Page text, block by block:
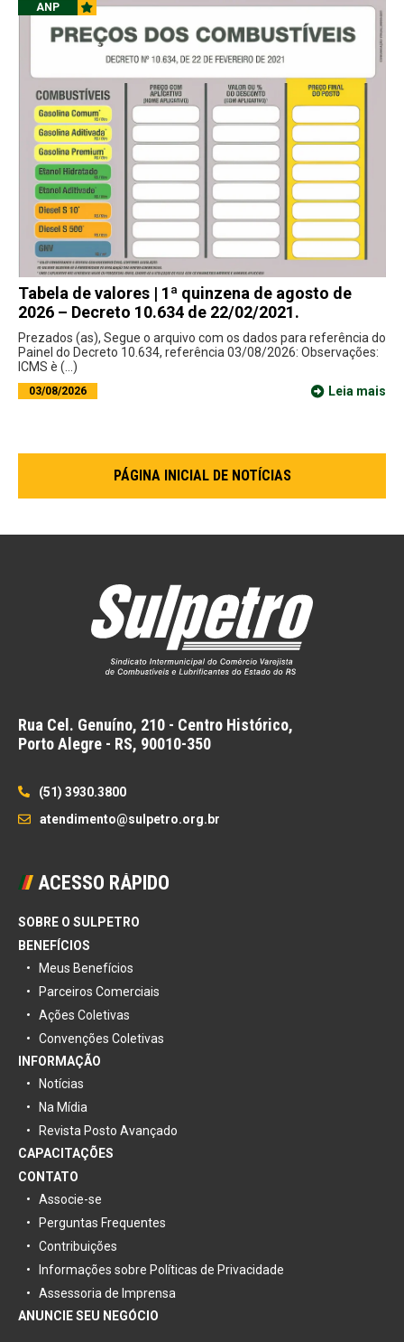
ANP
Tabela de valores | 1ª quinzena de agosto de
2026 – Decreto 10.634 de 22/02/2021.
Prezados (as), Segue o arquivo com os dados para referência do
Painel do Decreto 10.634, referência 03/08/2026: Observações:
ICMS è (...)
03/08/2026 Leia mais
PÁGINA INICIAL DE NOTÍCIAS
Rua Cel. Genuíno, 210 - Centro Histórico,
Porto Alegre - RS, 90010-350
(51) 3930.3800
atendimento@sulpetro.org.br
ACESSO RÁPIDO
SOBRE O SULPETRO
BENEFÍCIOS
Meus Benefícios
Parceiros Comerciais
Ações Coletivas
Convenções Coletivas
INFORMAÇÃO
Notícias
Na Mídia
Revista Posto Avançado
CAPACITAÇÕES
CONTATO
Associe-se
Perguntas Frequentes
Contribuições
Informações sobre Políticas de Privacidade
Assessoria de Imprensa
ANUNCIE SEU NEGÓCIO